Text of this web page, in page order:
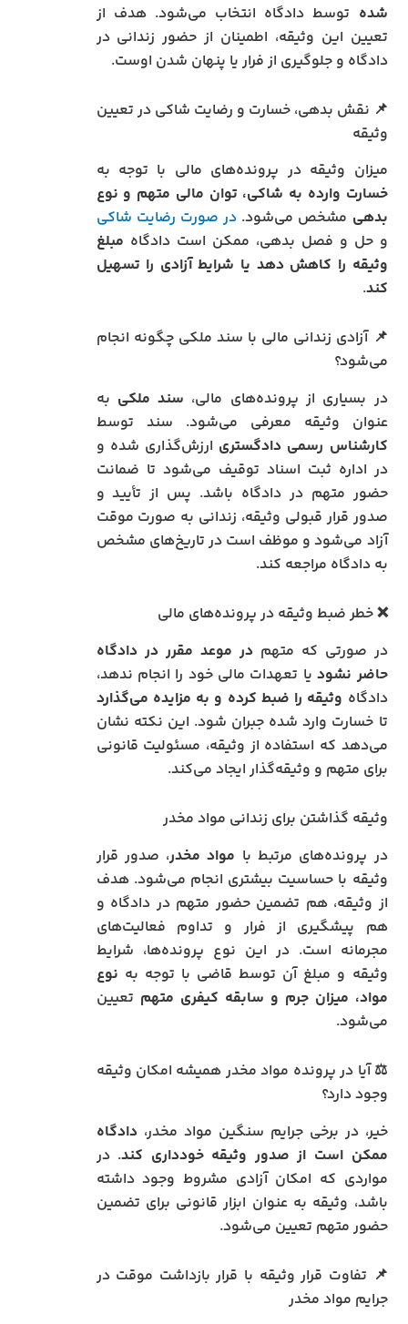
شده توسط دادگاه انتخاب می‌شود. هدف از
تعیین این وثیقه، اطمینان از حضور زندانی در
دادگاه و جلوگیری از فرار یا پنهان شدن اوست.
📌 نقش بدهی، خسارت و رضایت شاکی در تعیین
وثیقه
میزان وثیقه در پرونده‌های مالی با توجه به
خسارت وارده به شاکی، توان مالی متهم و نوع
بدهی مشخص می‌شود. در صورت رضایت شاکی
و حل و فصل بدهی، ممکن است دادگاه مبلغ
وثیقه را کاهش دهد یا شرایط آزادی را تسهیل
کند.
📌 آزادی زندانی مالی با سند ملکی چگونه انجام
می‌شود؟
در بسیاری از پرونده‌های مالی، سند ملکی به
عنوان وثیقه معرفی می‌شود. سند توسط
کارشناس رسمی دادگستری ارزش‌گذاری شده و
در اداره ثبت اسناد توقیف می‌شود تا ضمانت
حضور متهم در دادگاه باشد. پس از تأیید و
صدور قرار قبولی وثیقه، زندانی به صورت موقت
آزاد می‌شود و موظف است در تاریخ‌های مشخص
به دادگاه مراجعه کند.
❌ خطر ضبط وثیقه در پرونده‌های مالی
در صورتی که متهمدر موعد مقرر در دادگاه
حاضر نشودیا تعهدات مالی خود را انجام ندهد،
دادگاه وثیقه را ضبط کرده و به مزایده می‌گذارد
تا خسارت وارد شده جبران شود. این نکته نشان
می‌دهد که استفاده از وثیقه، مسئولیت قانونی
برای متهم و وثیقه‌گذار ایجاد می‌کند.
وثیقه گذاشتن برای زندانی مواد مخدر
در پرونده‌های مرتبط با مواد مخدر، صدور قرار
وثیقه با حساسیت بیشتری انجام می‌شود. هدف
از وثیقه، هم تضمین حضور متهم در دادگاه و
هم پیشگیری از فرار و تداوم فعالیت‌های
مجرمانه است. در این نوع پرونده‌ها، شرایط
وثیقه و مبلغ آن توسط قاضی با توجه به نوع
مواد، میزان جرم و سابقه کیفری متهم تعیین
می‌شود.
⚖️ آیا در پرونده مواد مخدر همیشه امکان وثیقه
وجود دارد؟
خیر، در برخی جرایم سنگین مواد مخدر،دادگاه
ممکن است از صدور وثیقه خودداری کند. در
مواردی که امکان آزادی مشروط وجود داشته
باشد، وثیقه به عنوان ابزار قانونی برای تضمین
حضور متهم تعیین می‌شود.
📌 تفاوت قرار وثیقه با قرار بازداشت موقت در
جرایم مواد مخدر